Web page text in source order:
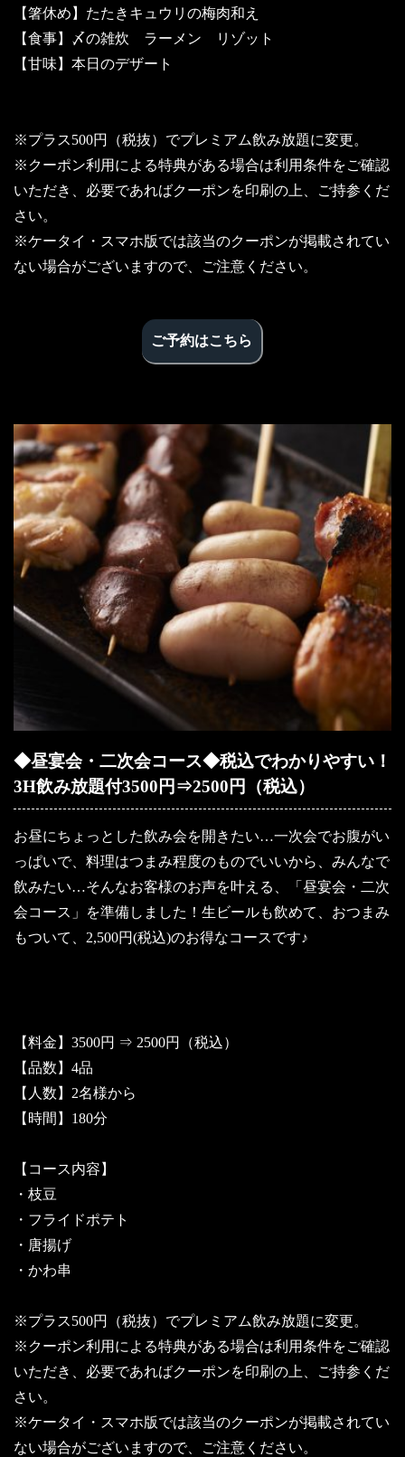
【箸休め】たたきキュウリの梅肉和え
【食事】〆の雑炊 ラーメン リゾット
【甘味】本日のデザート
※プラス500円（税抜）でプレミアム飲み放題に変更。
※クーポン利用による特典がある場合は利用条件をご確認
いただき、必要であればクーポンを印刷の上、ご持参くだ
さい。
※ケータイ・スマホ版では該当のクーポンが掲載されてい
ない場合がございますので、ご注意ください。
ご予約はこちら
◆昼宴会・二次会コース◆税込でわかりやすい！
3H飲み放題付3500円⇒2500円（税込）
お昼にちょっとした飲み会を開きたい…一次会でお腹がい
っぱいで、料理はつまみ程度のものでいいから、みんなで
飲みたい…そんなお客様のお声を叶える、「昼宴会・二次
会コース」を準備しました！生ビールも飲めて、おつまみ
もついて、2,500円(税込)のお得なコースです♪
【料金】3500円 ⇒ 2500円（税込）
【品数】4品
【人数】2名様から
【時間】180分
【コース内容】
・枝豆
・フライドポテト
・唐揚げ
・かわ串
※プラス500円（税抜）でプレミアム飲み放題に変更。
※クーポン利用による特典がある場合は利用条件をご確認
いただき、必要であればクーポンを印刷の上、ご持参くだ
さい。
※ケータイ・スマホ版では該当のクーポンが掲載されてい
ない場合がございますので、ご注意ください。